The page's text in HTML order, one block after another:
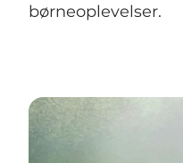
børneoplevelser.